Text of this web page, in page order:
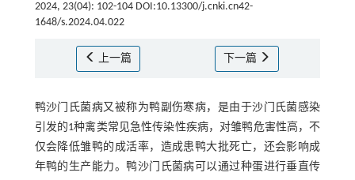
2024, 23(04): 102-104 DOI:10.13300/j.cnki.cn42-
1648/s.2024.04.022
上一篇 下一篇
鸭沙门氏菌病又被称为鸭副伤寒病，是由于沙门氏菌感染
引发的1种禽类常见急性传染性疾病，对雏鸭危害性高，不
仅会降低雏鸭的成活率，造成患鸭大批死亡，还会影响成
年鸭的生产能力。鸭沙门氏菌病可以通过种蛋进行垂直传